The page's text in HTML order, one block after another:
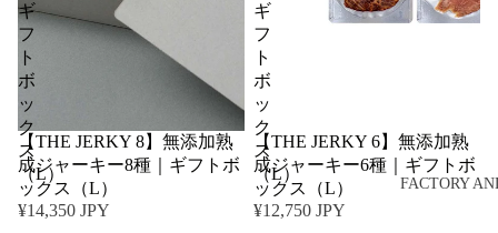
FACTORY
ギ
フ
ト
ボ
ッ
ク
ス
（L）
【THE JERKY 8】無添加熟
成ジャーキー8種｜ギフトボ
ックス（L）
¥14,350 JPY
ギ
フ
ト
ボ
ッ
ク
ス
（L）
【THE JERKY 6】無添加熟
成ジャーキー6種｜ギフトボ
ックス（L）
¥12,750 JPY